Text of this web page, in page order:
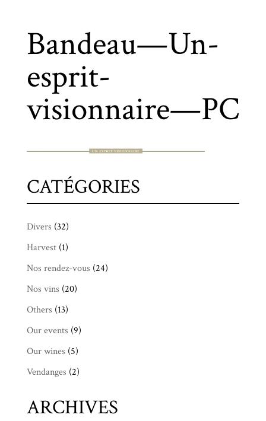
Bandeau—Un-
esprit-
visionnaire—PC
CATÉGORIES
Divers (32)
Harvest(1)
Nos rendez-vous (24)
Nos vins (20)
Others (13)
Our events (9)
Our wines (5)
Vendanges (2)
ARCHIVES